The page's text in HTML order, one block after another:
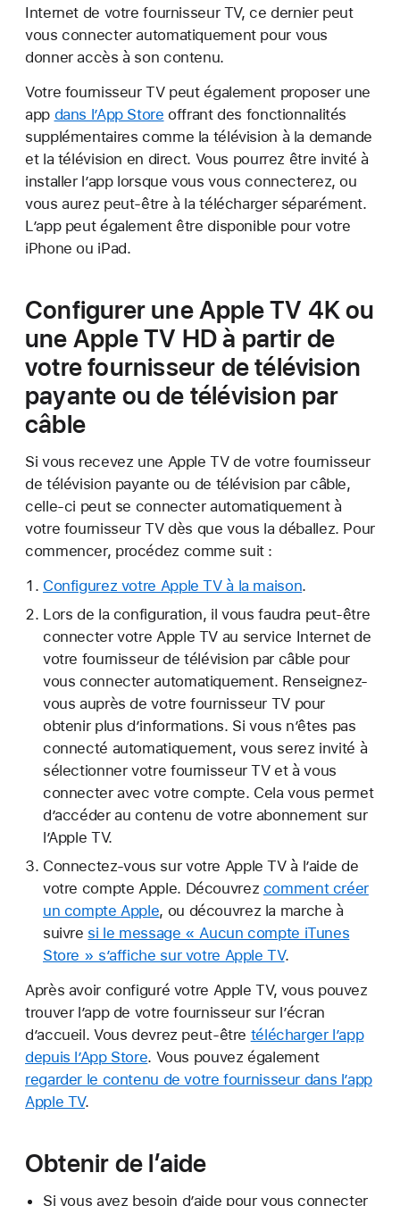
Internet de votre fournisseur TV, ce dernier peut
vous connecter automatiquement pour vous
donner accès à son contenu.
Votre fournisseur TV peut également proposer une
app dans l’App Store offrant des fonctionnalités
supplémentaires comme la télévision à la demande
et la télévision en direct. Vous pourrez être invité à
installer l’app lorsque vous vous connecterez, ou
vous aurez peut-être à la télécharger séparément.
L’app peut également être disponible pour votre
iPhone ou iPad.
Configurer une Apple TV 4K ou
une Apple TV HD à partir de
votre fournisseur de télévision
payante ou de télévision par
câble
Si vous recevez une Apple TV de votre fournisseur
de télévision payante ou de télévision par câble,
celle-ci peut se connecter automatiquement à
votre fournisseur TV dès que vous la déballez. Pour
commencer, procédez comme suit :
Configurez votre Apple TV à la maison.
Lors de la configuration, il vous faudra peut-être
connecter votre Apple TV au service Internet de
votre fournisseur de télévision par câble pour
vous connecter automatiquement. Renseignez-
vous auprès de votre fournisseur TV pour
obtenir plus d’informations. Si vous n’êtes pas
connecté automatiquement, vous serez invité à
sélectionner votre fournisseur TV et à vous
connecter avec votre compte. Cela vous permet
d’accéder au contenu de votre abonnement sur
l’Apple TV.
Connectez-vous sur votre Apple TV à l’aide de
votre compte Apple. Découvrez comment créer
un compte Apple, ou découvrez la marche à
suivre si le message « Aucun compte iTunes
Store » s’affiche sur votre Apple TV.
Après avoir configuré votre Apple TV, vous pouvez
trouver l’app de votre fournisseur sur l’écran
d’accueil. Vous devrez peut-être télécharger l’app
depuis l’App Store. Vous pouvez également
regarder le contenu de votre fournisseur dans l’app
Apple TV.
Obtenir de l’aide
Si vous avez besoin d’aide pour vous connecter